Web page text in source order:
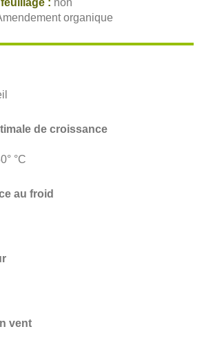
organique
°C